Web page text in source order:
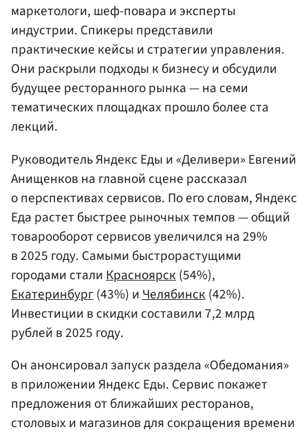
маркетологи, шеф-повара и эксперты
индустрии. Спикеры представили
практические кейсы и стратегии управления.
Они раскрыли подходы к бизнесу и обсудили
будущее ресторанного рынка — на семи
тематических площадках прошло более ста
лекций.
Руководитель Яндекс Еды и «Деливери» Евгений
Анищенков на главной сцене рассказал
о перспективах сервисов. По его словам, Яндекс
Еда растет быстрее рыночных темпов — общий
товарооборот сервисов увеличился на 29%
в 2025 году. Самыми быстрорастущими
городами стали Красноярск (54%),
Екатеринбург(43%) и Челябинск (42%).
Инвестиции в скидки составили 7,2 млрд
рублей в 2025 году.
Он анонсировал запуск раздела «Обедомания»
в приложении Яндекс Еды. Сервис покажет
предложения от ближайших ресторанов,
столовых и магазинов для сокращения времени